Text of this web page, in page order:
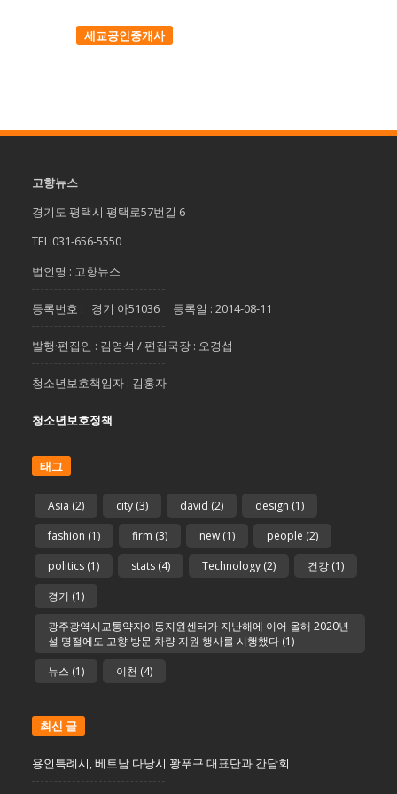
세교공인중개사
고향뉴스
경기도 평택시 평택로57번길 6
TEL:031-656-5550
법인명 : 고향뉴스
등록번호 : 경기 아51036 등록일 : 2014-08-11
발행·편집인 : 김영석 / 편집국장 : 오경섭
청소년보호책임자 : 김홍자
청소년보호정책
태그
Asia (2) city (3) david (2) design (1)
fashion (1) firm (3) new (1) people (2)
politics (1) stats (4) Technology (2) 건강 (1)
경기 (1)
광주광역시교통약자이동지원센터가 지난해에 이어 올해 2020년
설 명절에도 고향 방문 차량 지원 행사를 시행했다 (1)
뉴스 (1) 이천 (4)
최신 글
용인특례시, 베트남 다낭시 꽝푸구 대표단과 간담회